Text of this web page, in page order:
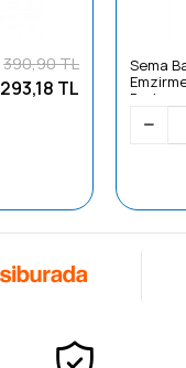
390,90 TL
293,18 TL
Sema
Beden